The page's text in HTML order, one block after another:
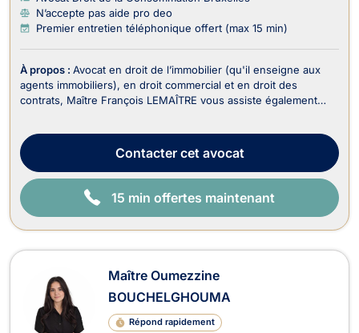
N’accepte pas aide pro deo
Premier entretien téléphonique offert (max 15 min)
À propos : Avocat en droit de l’immobilier (qu'il enseigne aux
agents immobiliers), en droit commercial et en droit des
contrats, Maître François LEMAÎTRE vous assiste également
matière de baux portant sur...
Contactercet avocat
15 min offertes maintenant
Maître Oumezzine
BOUCHELGHOUMA
Répond rapidement